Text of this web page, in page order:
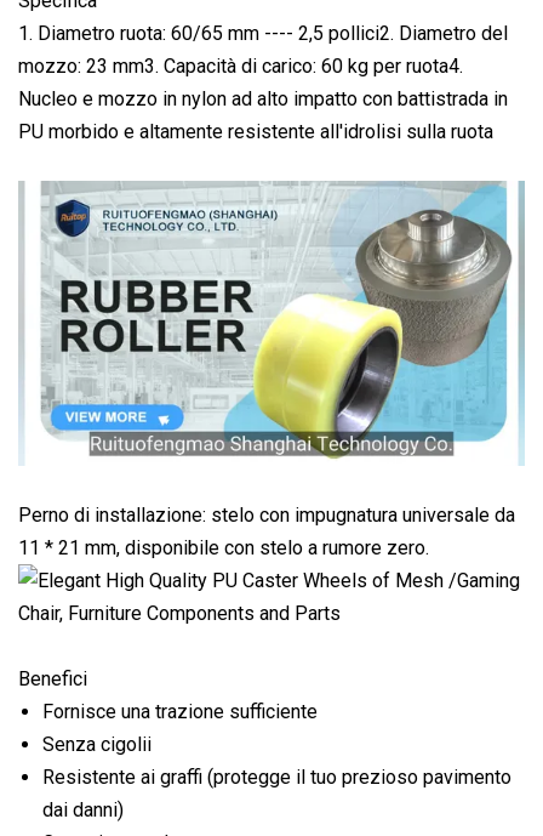
1. Diametro ruota: 60/65 mm ---- 2,5 pollici2. Diametro del
mozzo: 23 mm3. Capacità di carico: 60 kg per ruota4.
Nucleo e mozzo in nylon ad alto impatto con battistrada in
PU morbido e altamente resistente all'idrolisi sulla ruota
Perno di installazione: stelo con impugnatura universale da
11 * 21 mm, disponibile con stelo a rumore zero.
Benefici
Fornisce una trazione sufficiente
Senza cigolii
Resistente ai graffi (protegge il tuo prezioso pavimento
dai danni)